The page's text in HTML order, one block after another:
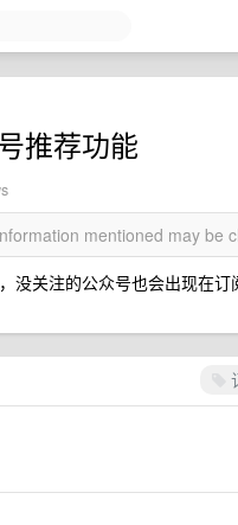
推荐功能
mentioned may be
关注的公众号也会出现在订